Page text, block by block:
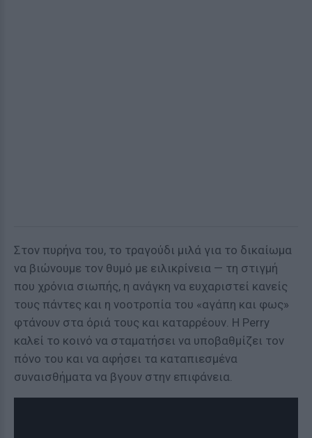
Στον πυρήνα του, το τραγούδι μιλά για το δικαίωμα
να βιώνουμε τον θυμό με ειλικρίνεια — τη στιγμή
που χρόνια σιωπής, η ανάγκη να ευχαριστεί κανείς
τους πάντες και η νοοτροπία του «αγάπη και φως»
φτάνουν στα όριά τους και καταρρέουν. Η Perry
καλεί το κοινό να σταματήσει να υποβαθμίζει τον
πόνο του και να αφήσει τα καταπιεσμένα
συναισθήματα να βγουν στην επιφάνεια.